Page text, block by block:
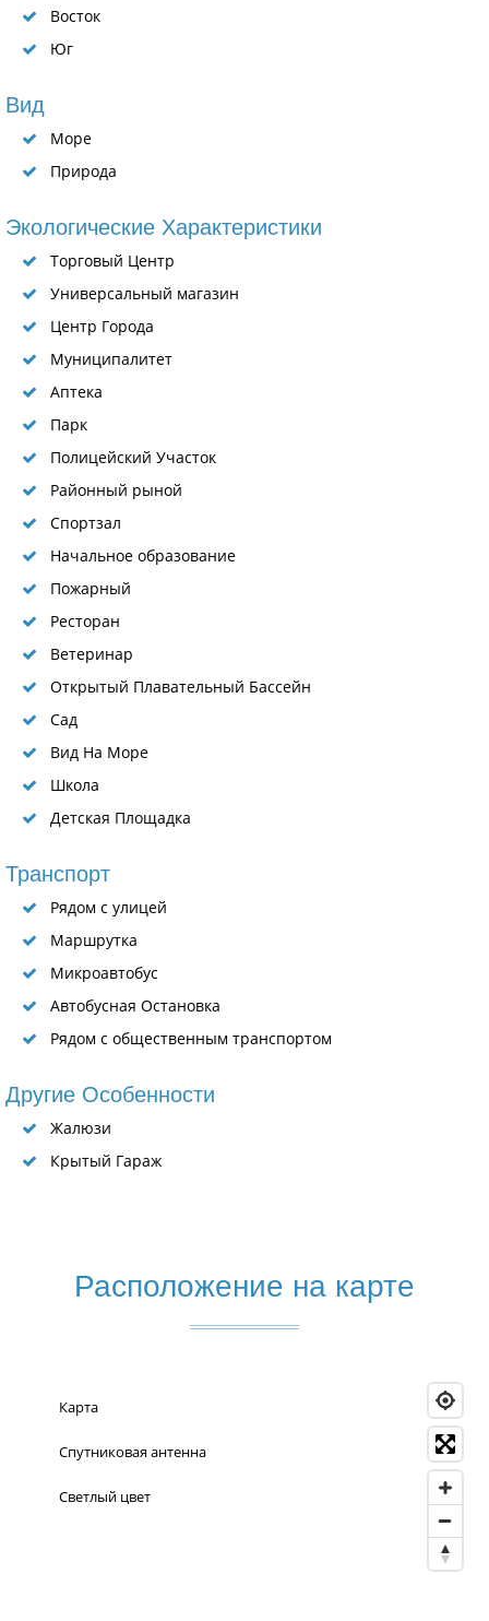
Восток
Юг
Вид
Море
Природа
Экологические Характеристики
Торговый Центр
Универсальный магазин
Центр Города
Муниципалитет
Аптека
Парк
Полицейский Участок
Районный рыной
Спортзал
Начальное образование
Пожарный
Ресторан
Ветеринар
Открытый Плавательный Бассейн
Сад
Вид На Море
Школа
Детская Площадка
Транспорт
Рядом с улицей
Маршрутка
Микроавтобус
Автобусная Остановка
Рядом с общественным транспортом
Другие Особенности
Жалюзи
Крытый Гараж
Расположение на карте
Карта
Спутниковая антенна
Светлый цвет